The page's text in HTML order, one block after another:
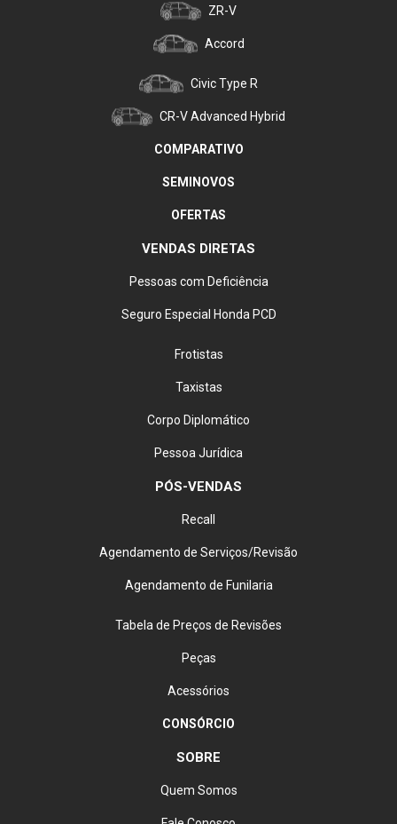
ZR-V
Accord
Civic Type R
CR-V Advanced Hybrid
COMPARATIVO
SEMINOVOS
OFERTAS
VENDAS DIRETAS
Pessoas com Deficiência
Seguro Especial Honda PCD
Frotistas
Taxistas
Corpo Diplomático
Pessoa Jurídica
PÓS-VENDAS
Recall
Agendamento de Serviços/Revisão
Agendamento de Funilaria
Tabela de Preços de Revisões
Peças
Acessórios
CONSÓRCIO
SOBRE
Quem Somos